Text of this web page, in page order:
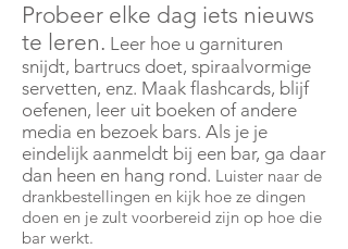
Probeer elke dag iets nieuws
te leren. Leer hoe u garnituren
snijdt, bartrucs doet, spiraalvormige
servetten, enz. Maak flashcards, blijf
oefenen, leer uit boeken of andere
media en bezoek bars. Als je je
eindelijk aanmeldt bij een bar, ga daar
dan heen en hang rond. Luister naar de
drankbestellingen en kijk hoe ze dingen
doen en je zult voorbereid zijn op hoe die
bar werkt.